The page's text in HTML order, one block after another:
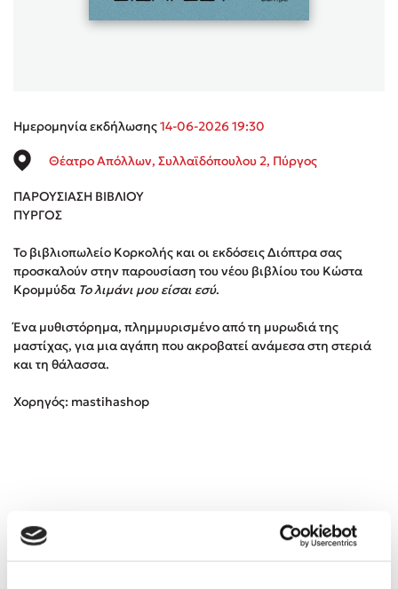
Το λιμάνι μου είσαι εσύ
Ιωάννης Γλωσσόπουλος
Ημερομηνία εκδήλωσης14-06-2026 19:30
Θέατρο Απόλλων, Συλλαϊδόπουλου 2, Πύργος
ΠΑΡΟΥΣΙΑΣΗ ΒΙΒΛΙΟΥ
ΠΥΡΓΟΣ
Το βιβλιοπωλείο Κορκολής και οι εκδόσεις Διόπτρα σας
προσκαλούν στην παρουσίαση του νέου βιβλίου του Κώστα
Κρομμύδα Το λιμάνι μου είσαι εσύ.
Ένα μυθιστόρημα, πλημμυρισμένο από τη μυρωδιά της
μαστίχας, για μια αγάπη που ακροβατεί ανάμεσα στη στεριά
και τη θάλασσα.
Χορηγός: mastihashop